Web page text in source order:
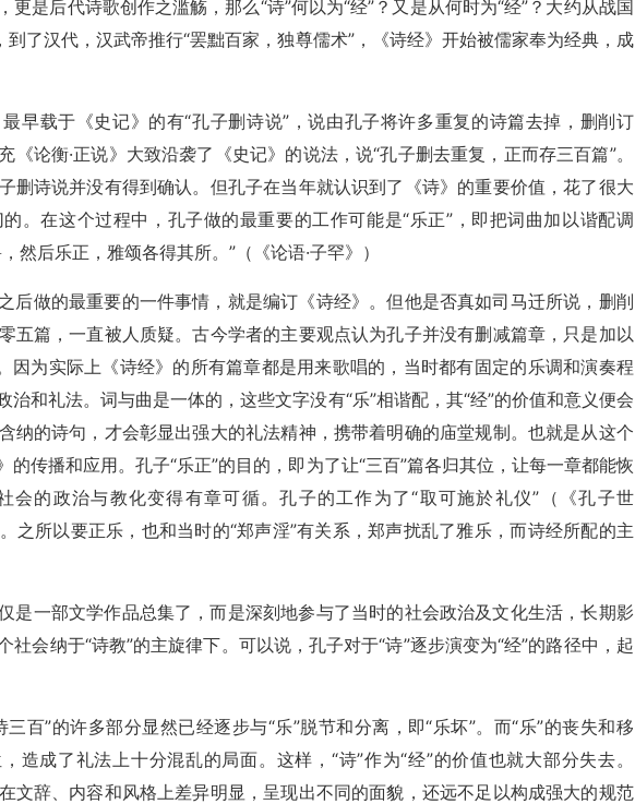
更是后代诗歌创作之滥觞，那么“诗”何以为“经”？又是从何时为“经”？大约从战国
到了汉代，汉武帝推行“罢黜百家，独尊儒术”，《诗经》开始被儒家奉为经典，成
早载于《史记》的有“孔子删诗说”，说由孔子将许多重复的诗篇去掉，删削订
《论衡·正说》大致沿袭了《史记》的说法，说“孔子删去重复，正而存三百篇”。
删诗说并没有得到确认。但孔子在当年就认识到了《诗》的重要价值，花了很大
。在这个过程中，孔子做的最重要的工作可能是“乐正”，即把词曲加以谐配调
然后乐正，雅颂各得其所。”（《论语·子罕》）
后做的最重要的一件事情，就是编订《诗经》。但他是否真如司马迁所说，删削
五篇，一直被人质疑。古今学者的主要观点认为孔子并没有删减篇章，只是加以
因为实际上《诗经》的所有篇章都是用来歌唱的，当时都有固定的乐调和演奏程
和礼法。词与曲是一体的，这些文字没有“乐”相谐配，其“经”的价值和意义便会
纳的诗句，才会彰显出强大的礼法精神，携带着明确的庙堂规制。也就是从这个
传播和应用。孔子“乐正”的目的，即为了让“三百”篇各归其位，让每一章都能恢
会的政治与教化变得有章可循。孔子的工作为了“取可施於礼仪”（《孔子世
之所以要正乐，也和当时的“郑声淫”有关系，郑声扰乱了雅乐，而诗经所配的主
是一部文学作品总集了，而是深刻地参与了当时的社会政治及文化生活，长期影
会纳于“诗教”的主旋律下。可以说，孔子对于“诗”逐步演变为“经”的路径中，起
百”的许多部分显然已经逐步与“乐”脱节和分离，即“乐坏”。而“乐”的丧失和移
造成了礼法上十分混乱的局面。这样，“诗”作为“经”的价值也就大部分失去。
文辞、内容和风格上差异明显，呈现出不同的面貌，还远不足以构成强大的规范